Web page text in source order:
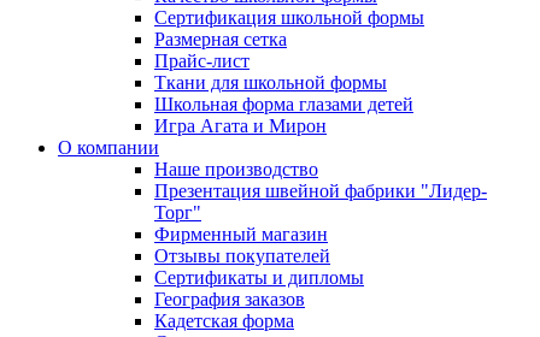
Сертификация школьной формы
Размерная сетка
Прайс-лист
Ткани для школьной формы
Школьная форма глазами детей
Игра Агата и Мирон
О компании
Наше производство
Презентация швейной фабрики "Лидер-
Торг"
Фирменный магазин
Отзывы покупателей
Сертификаты и дипломы
География заказов
Кадетская форма